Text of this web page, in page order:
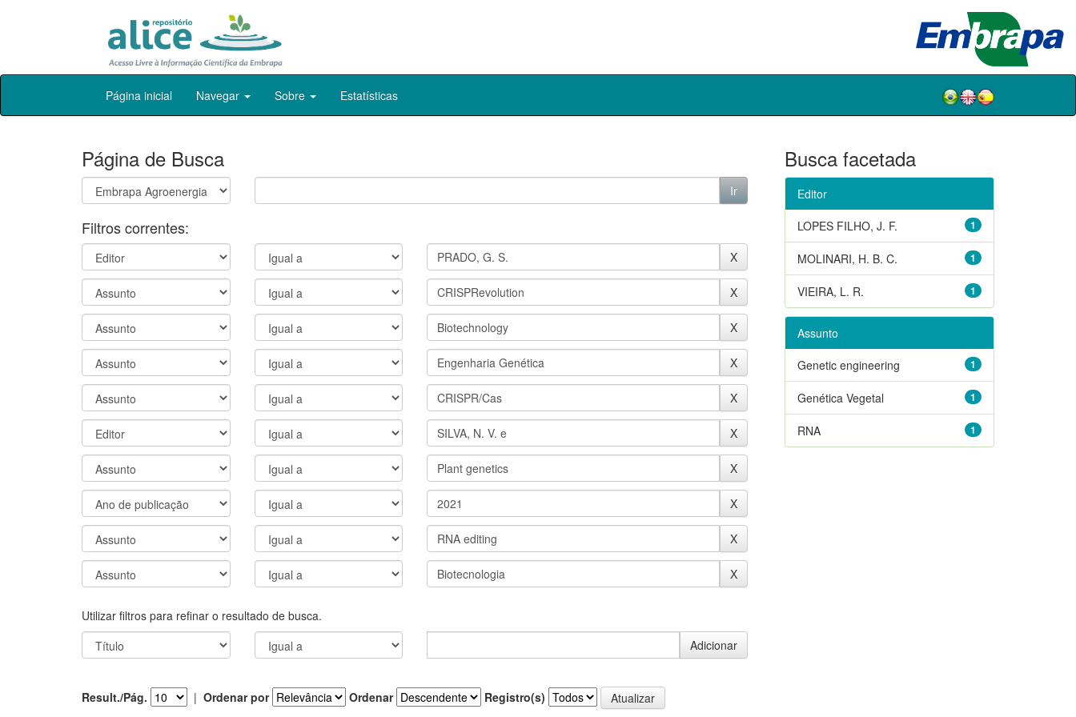
Skip
Página inicial Navegar Sobre Estatísticas
Página de Busca
Filtros correntes:
Utilizar filtros para refinar o resultado de busca.
Result./Pág. | Ordenar por Ordenar Registro(s)
Busca facetada
Editor
1
LOPES FILHO, J. F.
1
MOLINARI, H. B. C.
1
VIEIRA, L. R.
Assunto
1
Genetic engineering
1
Genética Vegetal
1
RNA